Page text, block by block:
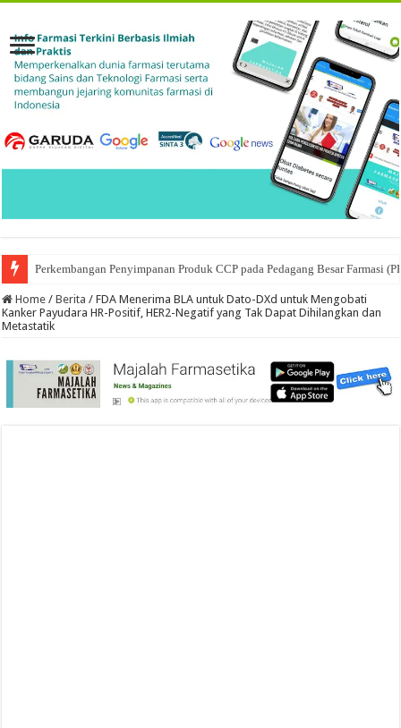
Perkembangan Penyimpanan Produk CCP pada Pedagang Besar Farmasi
Ketika Obat Menunggu Keputusan: Mengenal Peran Karantina Produk
Home / Berita / FDA Menerima BLA untuk Dato-DXd untuk Mengobati
Kanker Payudara HR-Positif, HER2-Negatif yang Tak Dapat Dihilangkan dan
Metastatik